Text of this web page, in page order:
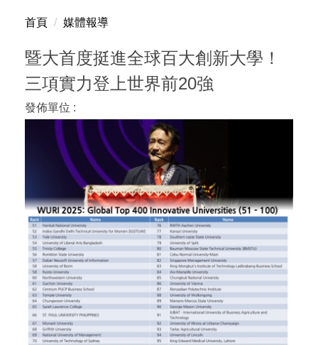
首頁 媒體報導
暨大首度挺進全球百大創新大學！
三項實力登上世界前20強
發佈單位 :